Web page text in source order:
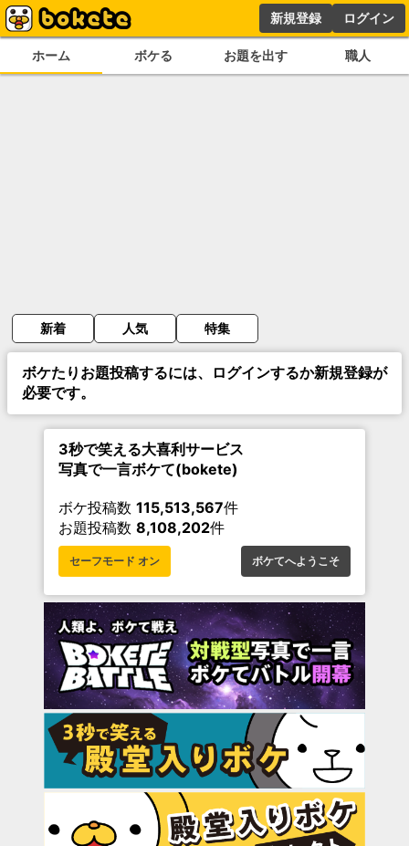
新規登録 ログイン
ホーム ボケる お題を出す 職人
新着 人気 特集
ボケたりお題投稿するには、ログインするか新規登録が
必要です。
3秒で笑える大喜利サービス
写真で一言ボケて(bokete)
ボケ投稿数 115,513,567件
お題投稿数 8,108,202件
セーフモード オン ボケてへようこそ